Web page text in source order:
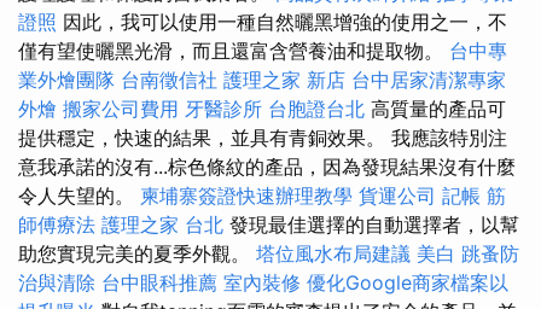
證照 因此，我可以使用一種自然曬黑增強的使用之一，不
僅有望使曬黑光滑，而且還富含營養油和提取物。 台中專
業外燴團隊 台南徵信社 護理之家 新店 台中居家清潔專家
外燴 搬家公司費用 牙醫診所 台胞證台北 高質量的產品可
提供穩定，快速的結果，並具有青銅效果。 我應該特別注
意我承諾的沒有...棕色條紋的產品，因為發現結果沒有什麼
令人失望的。 柬埔寨簽證快速辦理教學 貨運公司 記帳 筋
師傅療法 護理之家 台北 發現最佳選擇的自動選擇者，以幫
助您實現完美的夏季外觀。 塔位風水布局建議 美白 跳蚤防
治與清除 台中眼科推薦 室內裝修 優化Google商家檔案以